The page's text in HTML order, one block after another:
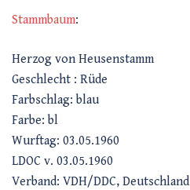
Stammbaum:
Herzog von Heusenstamm
Geschlecht : Rüde
Farbschlag: blau
Farbe: bl
Wurftag: 03.05.1960
LDOC v. 03.05.1960
Verband: VDH/DDC, Deutschland